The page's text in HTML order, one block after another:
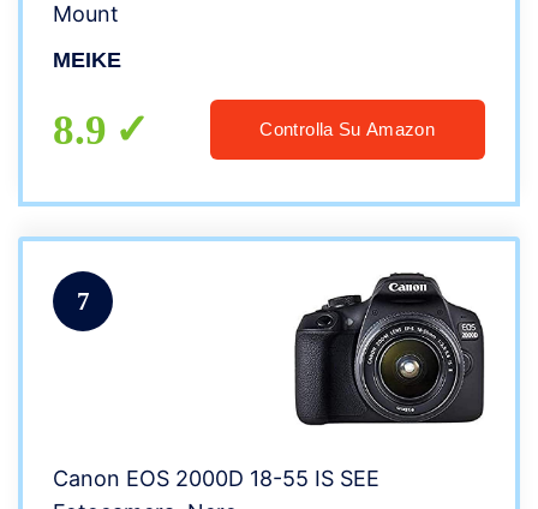
Mount
MEIKE
8.9 Controlla Su Amazon
7
Canon EOS 2000D 18-55 IS SEE